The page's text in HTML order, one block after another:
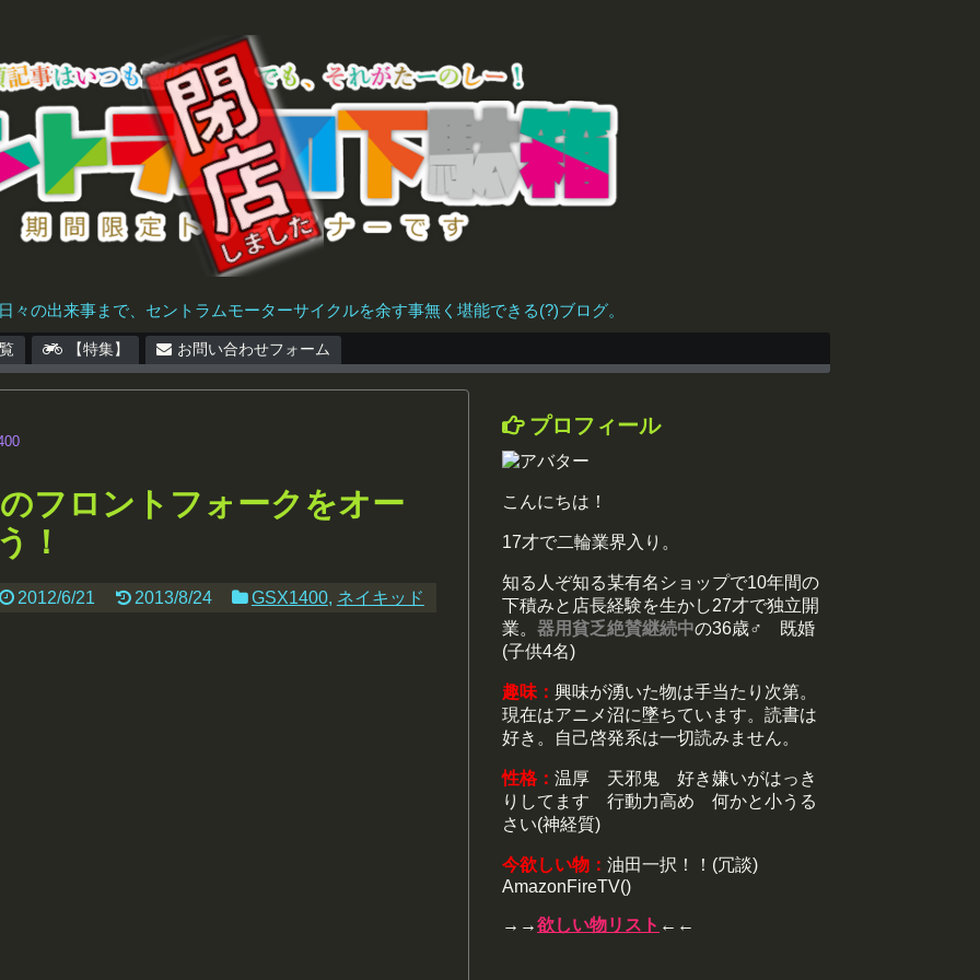
々の出来事まで、セントラムモーターサイクルを余す事無く堪能できる(?)ブログ。
【特集】 お問い合わせフォーム
フロントフォークをオー
！
2012/6/21 2013/8/24 GSX1400, ネイキッド
プロフィール
こんにちは！
17才で二輪業界入り。
知る人ぞ知る某有名ショップで10年間の
下積みと店長経験を生かし27才で独立開
業。 器用貧乏絶賛継続中の36歳♂ 既婚
(子供4名)
趣味： 興味が湧いた物は手当たり次第。
現在はアニメ沼に墜ちています。読書は
好き。自己啓発系は一切読みません。
性格： 温厚 天邪鬼 好き嫌いがはっき
りしてます 行動力高め 何かと小うる
さい(神経質)
今欲しい物： 油田一択！！(冗談)
AmazonFireTV()
→→欲しい物リスト ←←